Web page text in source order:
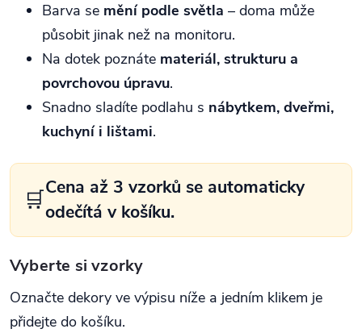
Barva se mění podle světla – doma může
působit jinak než na monitoru.
Na dotek poznáte materiál, strukturu a
povrchovou úpravu.
Snadno sladíte podlahu s nábytkem, dveřmi,
kuchyní i lištami.
🛒Cena až 3 vzorků se automaticky
odečítá v košíku.
Vyberte si vzorky
Označte dekory ve výpisu níže a jedním klikem je
přidejte do košíku.